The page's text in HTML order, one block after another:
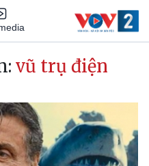
vũ trụ điện